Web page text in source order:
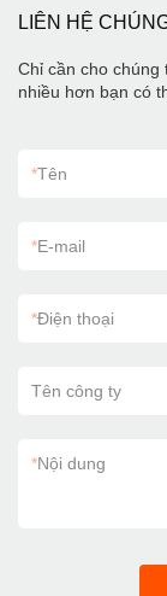
LIÊN HỆ
Chỉ cần cho chúng
nhiều hơn bạn có
*Tên
*E-mail
*Điện thoại
Tên công ty
*Nội dung